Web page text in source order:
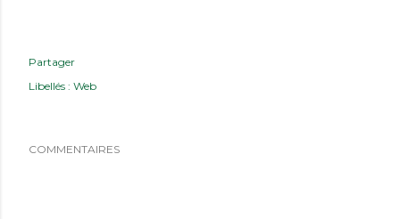
Partager
Libellés : Web
COMMENTAIRES